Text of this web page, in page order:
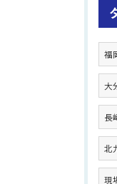
福
大
長
北
現